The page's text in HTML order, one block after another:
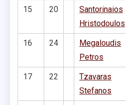
15 20
Santorinaios
Hristodoulos
16 24
Megaloudis
Petros
17 22
Tzavaras
Stefanos